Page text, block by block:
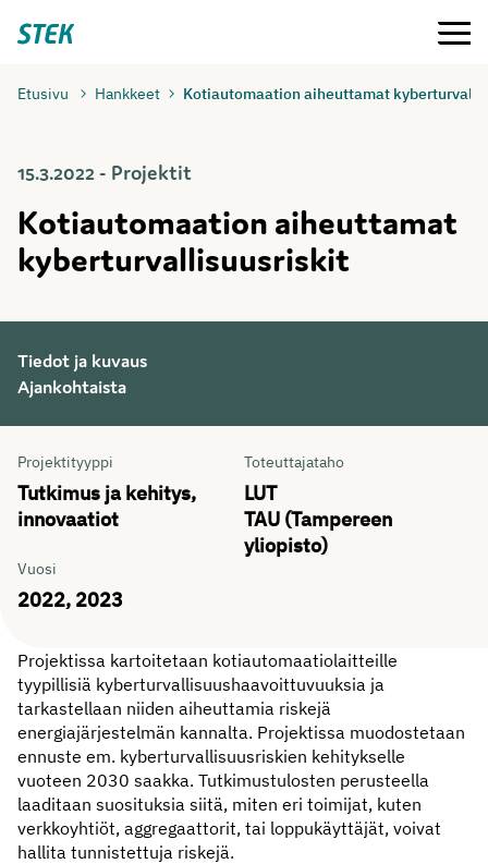
suoraan
Stek Valikko
Etusivu Hankkeet Kotiautomaation aiheuttamat
15.3.2022 - Projektit
Kotiautomaation aiheuttamat
kyberturvallisuusriskit
Tiedot ja kuvaus
Ajankohtaista
Projektissa kartoitetaan kotiautomaatiolaitteille
tyypillisiä kyberturvallisuushaavoittuvuuksia ja
tarkastellaan niiden aiheuttamia riskejä
energiajärjestelmän kannalta. Projektissa muodostetaan
ennuste em. kyberturvallisuusriskien kehitykselle
vuoteen 2030 saakka. Tutkimustulosten perusteella
laaditaan suosituksia siitä, miten eri toimijat, kuten
verkkoyhtiöt, aggregaattorit, tai loppukäyttäjät, voivat
hallita tunnistettuja riskejä.
Tiedot
Projektityyppi
Tutkimus ja kehitys,
innovaatiot
Toteuttajataho
LUT
TAU (Tampereen
yliopisto)
Vuosi
2022, 2023